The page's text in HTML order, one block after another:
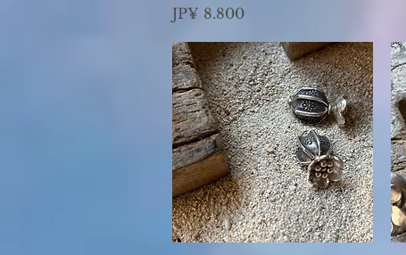
Preço
JP¥ 8.800